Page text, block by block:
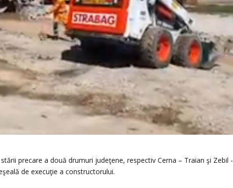
precare a două drumuri judeţene, respectiv Cerna – Traian şi Zebil -
de execuţie a constructorului.